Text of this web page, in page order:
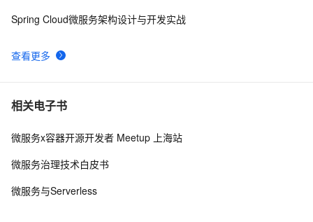
查看更多
Spring Cloud微服务架构设计与开发实战
相关电子书
微服务x容器开源开发者 Meetup 上海站
微服务治理技术白皮书
微服务与Serverless